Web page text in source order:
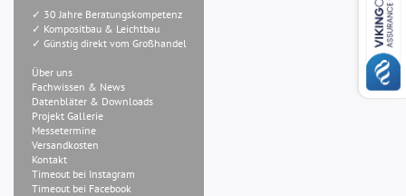
✓ 30 Jahre Beratungskompetenz
✓ Kompositbau & Leichtbau
✓ Günstig direkt vom Großhandel
Über uns
Fachwissen & News
Datenbläter & Downloads
Projekt Gallerie
Messetermine
Versandkosten
Kontakt
Timeout bei Instagram
Timeout bei Facebook